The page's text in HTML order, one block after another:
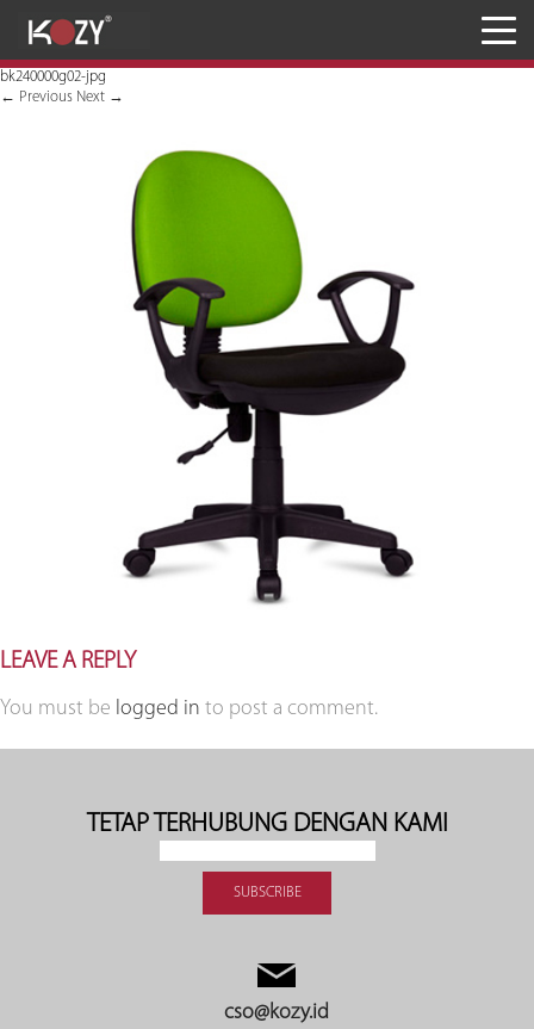
bk240000g02-jpg
← Previous Next →
LEAVE A REPLY
You must be logged in to post a comment.
TETAP TERHUBUNG DENGAN KAMI
cso@kozy.id
Penyimpanan
JASA RANCANG & BANGUN
Inaproc Site